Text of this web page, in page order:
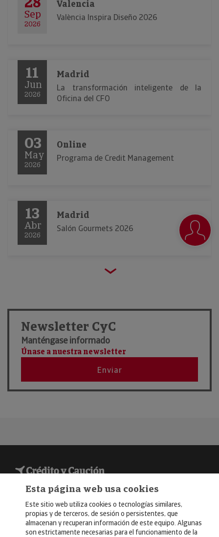
Sep
2026
Valencia
València Inspira Diseño 2026
11
Jun
2026
Madrid
La transformación inteligente de la
Oficina del CFO
03
May
2026
Online
Programa de Credit Management
13
Abr
2026
Madrid
Salón Gourmets 2026
21 Madrid
Newsletter CyC
Manténgase informado
Únase a nuestra newsletter
Enviar
© Copyright 2026, Crédito y Caución
Aviso Legal
Política de Privacidad
RGPD
Esta página web usa cookies
Este sitio web utiliza cookies o tecnologías similares,
propias y de terceros, de sesión o persistentes, que
almacenan y recuperan información de este equipo. Algunas
son estrictamente necesarias para el funcionamiento de la